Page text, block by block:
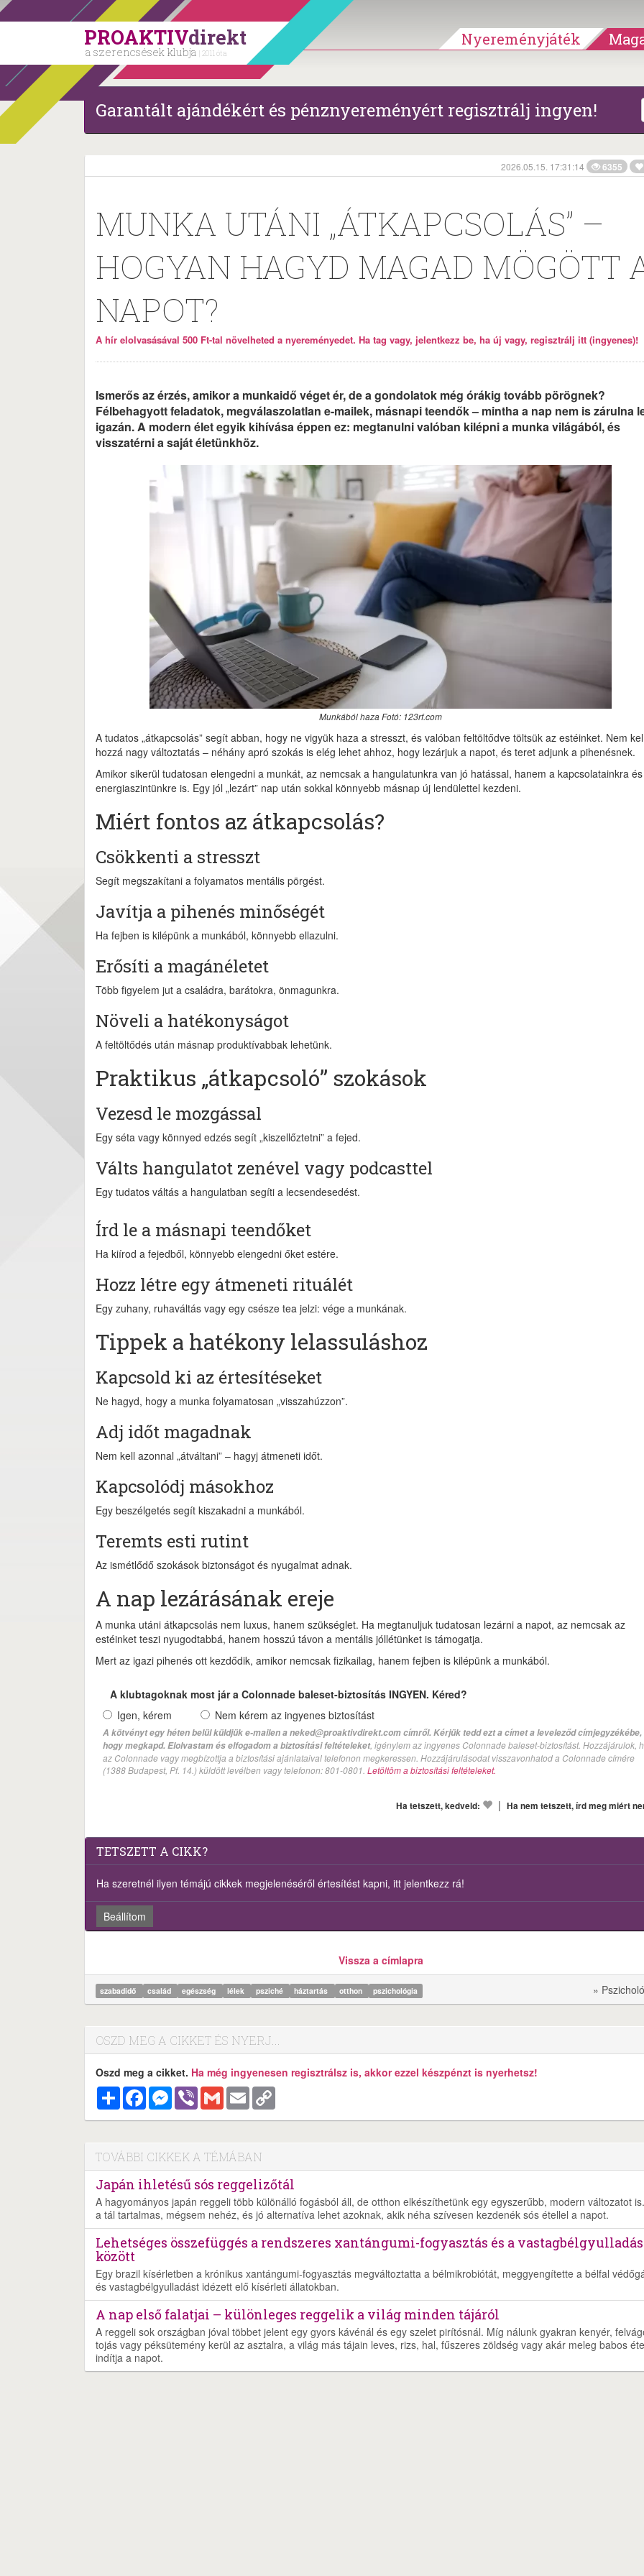
PROAKTIVdirekt
a szerencsések klubja | 2011 óta
Nyereményjáték
Garantált ajándékért és pénznyereményért regisztrálj ingyen!
2026.05.15. 17:31:14 6355
MUNKA UTÁNI „ÁTKAPCSOLÁS” –
HOGYAN HAGYD MAGAD MÖGÖTT
NAPOT?
A hír elolvasásával 500 Ft-tal növelheted a nyereményedet. Ha tag vagy, jelentkezz be, ha új vagy, regisztrálj itt (ingyenes)!
Ismerős az érzés, amikor a munkaidő véget ér, de a gondolatok még órákig tovább pörögnek?
Félbehagyott feladatok, megválaszolatlan e-mailek, másnapi teendők – mintha a nap nem is zárulna
igazán. A modern élet egyik kihívása éppen ez: megtanulni valóban kilépni a munka világából, és
visszatérni a saját életünkhöz.
Munkából haza Fotó: 123rf.com
A tudatos „átkapcsolás” segít abban, hogy ne vigyük haza a stresszt, és valóban feltöltődve töltsük az estéinket. Nem kell
hozzá nagy változtatás – néhány apró szokás is elég lehet ahhoz, hogy lezárjuk a napot, és teret adjunk a pihenésnek.
Amikor sikerül tudatosan elengedni a munkát, az nemcsak a hangulatunkra van jó hatással, hanem a kapcsolatainkra
energiaszintünkre is. Egy jól „lezárt” nap után sokkal könnyebb másnap új lendülettel kezdeni.
Miért fontos az átkapcsolás?
Csökkenti a stresszt
Segít megszakítani a folyamatos mentális pörgést.
Javítja a pihenés minőségét
Ha fejben is kilépünk a munkából, könnyebb ellazulni.
Erősíti a magánéletet
Több figyelem jut a családra, barátokra, önmagunkra.
Növeli a hatékonyságot
A feltöltődés után másnap produktívabbak lehetünk.
Praktikus „átkapcsoló” szokások
Vezesd le mozgással
Egy séta vagy könnyed edzés segít „kiszellőztetni” a fejed.
Válts hangulatot zenével vagy podcasttel
Egy tudatos váltás a hangulatban segíti a lecsendesedést.
Írd le a másnapi teendőket
Ha kiírod a fejedből, könnyebb elengedni őket estére.
Hozz létre egy átmeneti rituálét
Egy zuhany, ruhaváltás vagy egy csésze tea jelzi: vége a munkának.
Tippek a hatékony lelassuláshoz
Kapcsold ki az értesítéseket
Ne hagyd, hogy a munka folyamatosan „visszahúzzon”.
Adj időt magadnak
Nem kell azonnal „átváltani” – hagyj átmeneti időt.
Kapcsolódj másokhoz
Egy beszélgetés segít kiszakadni a munkából.
Teremts esti rutint
Az ismétlődő szokások biztonságot és nyugalmat adnak.
A nap lezárásának ereje
A munka utáni átkapcsolás nem luxus, hanem szükséglet. Ha megtanuljuk tudatosan lezárni a napot, az nemcsak az
estéinket teszi nyugodtabbá, hanem hosszú távon a mentális jóllétünket is támogatja.
Mert az igazi pihenés ott kezdődik, amikor nemcsak fizikailag, hanem fejben is kilépünk a munkából.
A klubtagoknak most jár a Colonnade baleset-biztosítás INGYEN. Kéred?
Igen, kérem
Nem kérem az ingyenes biztosítást
A kötvényt egy héten belül küldjük e-mailen a neked@proaktivdirekt.com címről. Kérjük tedd ezt a címet a leveleződ címjegyzékébe,
hogy megkapd. Elolvastam és elfogadom a biztosítási feltételeket, igénylem az ingyenes Colonnade baleset-biztosítást. Hozzájárulok,
az Colonnade vagy megbízottja a biztosítási ajánlataival telefonon megkeressen. Hozzájárulásodat visszavonhatod a Colonnade címére
(1388 Budapest, Pf. 14.) küldött levélben vagy telefonon: 801-0801. Letöltöm a biztosítási feltételeket.
Ha tetszett, kedveld: | Ha nem tetszett, írd meg miért
TETSZETT A CIKK?
Ha szeretnél ilyen témájú cikkek megjelenéséről értesítést kapni, itt jelentkezz rá!
Beállítom
Vissza a címlapra
szabadidő család egészség lélek psziché háztartás otthon pszichológia »
OSZD MEG A CIKKET ÉS NYERJ...
Oszd meg a cikket. Ha még ingyenesen regisztrálsz is, akkor ezzel készpénzt is nyerhetsz!
MegosztásFacebookMessenger
Viber Gmail Email
TOVÁBBI CIKKEK A TÉMÁBAN
Japán ihletésű sós reggelizőtál
A hagyományos japán reggeli több különálló fogásból áll, de otthon elkészíthetünk egy egyszerűbb, modern változatot
a tál tartalmas, mégsem nehéz, és jó alternatíva lehet azoknak, akik néha szívesen kezdenék sós étellel a napot.
Lehetséges összefüggés a rendszeres xantángumi-fogyasztás és a vastagbélgyulladás
között
Egy brazil kísérletben a krónikus xantángumi-fogyasztás megváltoztatta a bélmikrobiótát, meggyengítette a bélfal
és vastagbélgyulladást idézett elő kísérleti állatokban.
A nap első falatjai – különleges reggelik a világ minden tájáról
A reggeli sok országban jóval többet jelent egy gyors kávénál és egy szelet pirítósnál. Míg nálunk gyakran kenyér,
tojás vagy péksütemény kerül az asztalra, a világ más tájain leves, rizs, hal, fűszeres zöldség vagy akár meleg babos
indítja a napot.